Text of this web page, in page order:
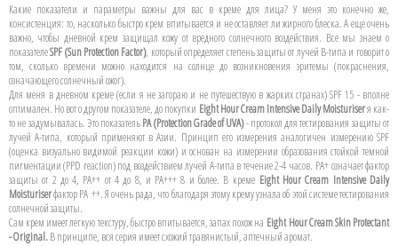
Какие показатели и параметры важны для вас в креме для лица? У меня это конечно же,
консистенция: то, насколько быстро крем впитывается и не оставляет ли жирного блеска. А еще очень
важно, чтобы дневной крем защищал кожу от вредного солнечного воздействия. Все мы знаем о
показателеSPF (Sun Protection Factor), который определяет степень защиты от лучей B-типа и говорит о
том, сколько времени можно находится на солнце до возникновения эритемы (покраснения,
означающего солнечный ожог).
Для меня в дневном креме (если я не загораю и не путешествую в жарких странах) SPF 15 - вполне
оптимален. Но вот о другом показателе, до покупки Eight Hour Cream Intensive Daily Moisturiserя как-
то не задумывалась. Это показательPA (Protection Grade of UVA)- протокол для тестирования защиты от
лучей A-типа, который применяют в Азии. Принцип его измерения аналогичен измерению SPF
(оценка визуально видимой реакции кожи) и основан на измерении образования стойкой темной
пигментации (PPD reaсtion) под воздействием лучей А-типа в течение 2-4 часов. PA+ означает фактор
защиты от 2 до 4, PA++ от 4 до 8, и PA+++ 8 и более. В креме Eight Hour Cream Intensive Daily
Moisturiserфактор PA ++. Я очень рада, что благодаря этому крему узнала об этой системе тестирования
солнечной защиты.
Сам крем имеет легкую текстуру, быстро впитывается, запах похож на Eight Hour Cream Skin Protectant
- Original.В принципе, вся серия имеет схожий травянистый, аптечный аромат.